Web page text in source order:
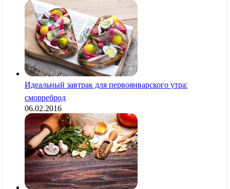
Идеальный завтрак для первоянварского утра:
сморреброд
06.02.2016